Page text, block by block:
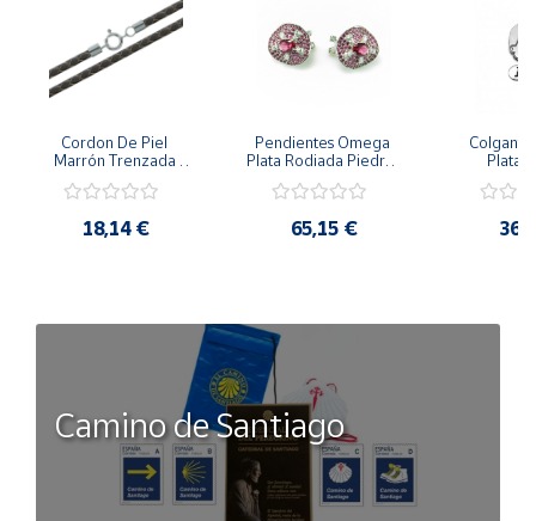
Cordon De Piel
Marrón Trenzada
Plata De 45Cm
18,14 €
Pendientes Omega
Plata Rodiada Piedras
65,15 €
Plata
Camino de Santiago